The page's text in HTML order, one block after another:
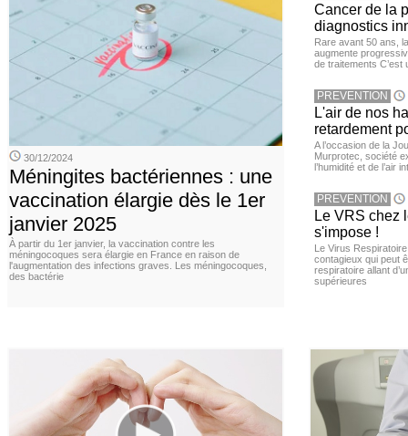
30/12/2024
Méningites bactériennes : une
vaccination élargie dès le 1er
janvier 2025
À partir du 1er janvier, la vaccination contre les
méningocoques sera élargie en France en raison de
l'augmentation des infections graves. Les méningocoques,
des bactérie
Cancer de la
diagnostics
Rare avant 50 ans,
augmente
de traitements
PREVENTION
L'air de nos
retardement
A l’occasion de la
Murprotec, société
l’humidité et de l’air
PREVENTION
Le VRS chez
s'impose !
Le Virus
contagieux qui peut
respiratoire allant
supérieures